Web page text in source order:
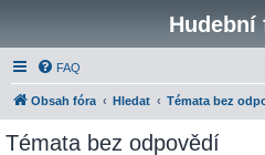
Hudební
FAQ
Obsah fóra Hledat Témata bez
Témata bez odpovědí